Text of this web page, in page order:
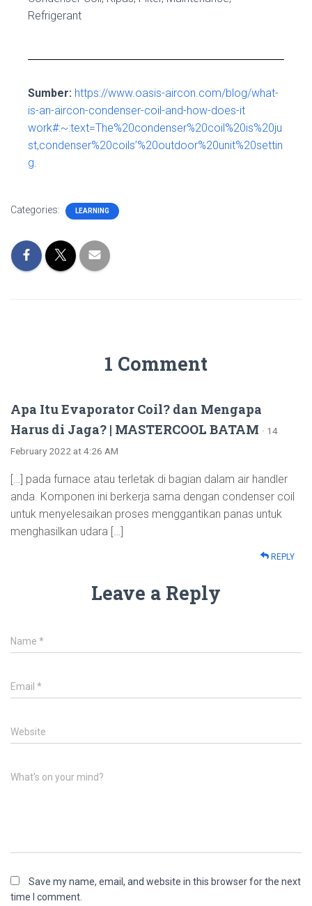
Refrigerant
Sumber: https://www.oasis-aircon.com/blog/what-
is-an-aircon-condenser-coil-and-how-does-it
work#:~:text=The%20condenser%20coil%20is%20ju
st,condenser%20coils’%20outdoor%20unit%20settin
g.
Categories: LEARNING
1 Comment
Apa Itu Evaporator Coil? dan Mengapa
Harus di Jaga? | MASTERCOOL BATAM · 14
February 2022 at 4:26 AM
[…] pada furnace atau terletak di bagian dalam air handler
anda. Komponen ini berkerja sama dengan condenser coil
untuk menyelesaikan proses menggantikan panas untuk
menghasilkan udara […]
REPLY
Leave a Reply
Name *
Email *
Website
What's on your mind?
Save my name, email, and website in this browser for the next
time I comment.